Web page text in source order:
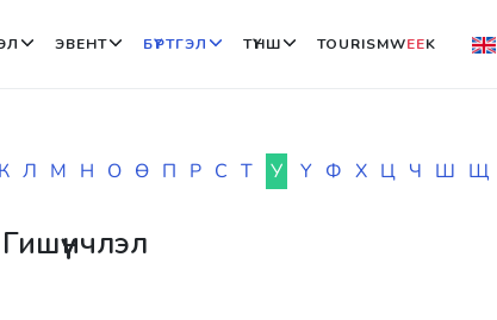
ЭВЕНТ БҮРТГЭЛ ТҮНШ TOURISMWEEK
К Л М Н О Ө П Р С Т У Ү Ф Х Ц Ч Ш Щ
Гишүүнчлэл